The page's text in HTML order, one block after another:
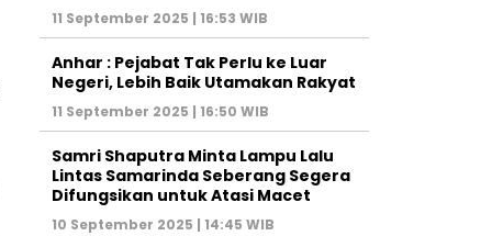
11 September 2025 | 16:53 WIB
Anhar : Pejabat Tak Perlu ke Luar
Negeri, Lebih Baik Utamakan Rakyat
11 September 2025 | 16:50 WIB
Samri Shaputra Minta Lampu Lalu
Lintas Samarinda Seberang Segera
Difungsikan untuk Atasi Macet
10 September 2025 | 14:45 WIB